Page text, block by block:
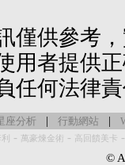
僅供參考
用者提供
任何法律
座分析 | 行動網站 |
- 萬豪煉金術 - 高回饋美卡
©